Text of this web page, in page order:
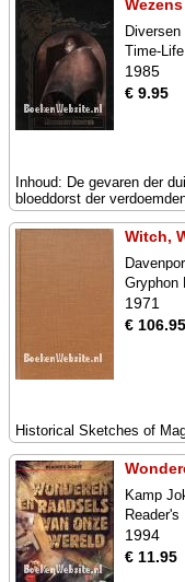
Diversen
Time-Life
1985
€ 9.95
Inhoud: De gevaren der
bloeddorst der
Witch,
Gryphon
1971
€ 106.95
Historical Sketches of
Kamp
Reader's
1994
€ 11.95